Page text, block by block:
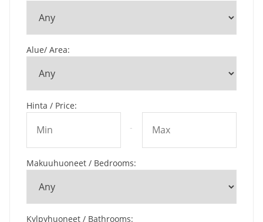
Alue/ Area:
Hinta / Price:
-
Makuuhuoneet / Bedrooms:
Kylpyhuoneet / Bathrooms: